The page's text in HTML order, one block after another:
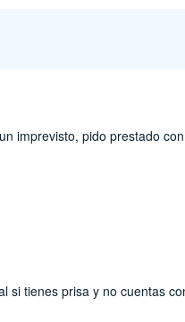
imprevisto, pido prestado
si tienes prisa y no cuentas